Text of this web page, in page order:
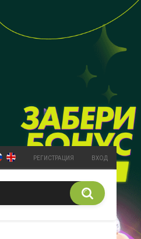
РЕГИСТРАЦИЯ ВХОД